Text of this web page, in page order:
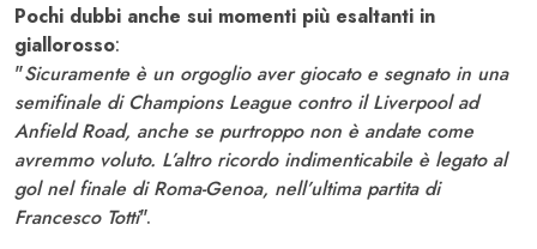
Pochi dubbi anche sui momenti più esaltanti in
giallorosso:
"Sicuramente è un orgoglio aver giocato e segnato in una
semifinale di Champions League contro il Liverpool ad
Anfield Road, anche se purtroppo non è andate come
avremmo voluto. L’altro ricordo indimenticabile è legato al
gol nel finale di Roma-Genoa, nell’ultima partita di
Francesco Totti".